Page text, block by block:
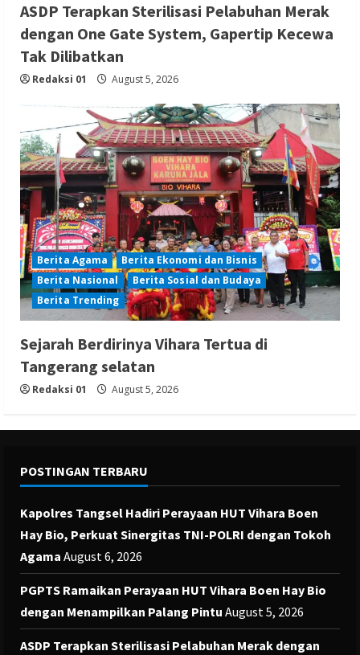
ASDP Terapkan Sterilisasi Pelabuhan Merak
dengan One Gate System, Gapertip Kecewa
Tak Dilibatkan
Redaksi 01 August 5, 2026
Berita Agama
Berita Ekonomi dan Bisnis
Berita Nasional
Berita Sosial dan Budaya
Berita Trending
Sejarah Berdirinya Vihara Tertua di
Tangerang selatan
Redaksi 01 August 5, 2026
POSTINGAN TERBARU
Kapolres Tangsel Hadiri Perayaan HUT Vihara Boen
Hay Bio, Perkuat Sinergitas TNI-POLRI dengan Tokoh
Agama August 6, 2026
PGPTS Ramaikan Perayaan HUT Vihara Boen Hay Bio
dengan Menampilkan Palang Pintu August 5, 2026
ASDP Terapkan Sterilisasi Pelabuhan Merak dengan